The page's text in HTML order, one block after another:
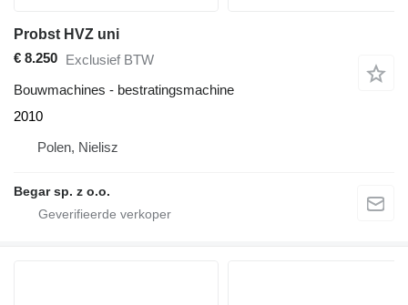
Probst HVZ uni
€ 8.250 Exclusief BTW
Bouwmachines - bestratingsmachine
2010
Polen, Nielisz
Begar sp. z o.o.